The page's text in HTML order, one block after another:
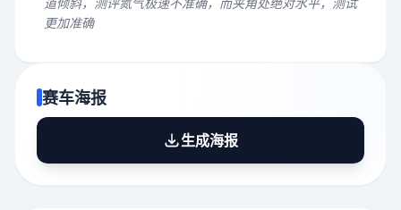
更加准确
赛车海报
生成海报